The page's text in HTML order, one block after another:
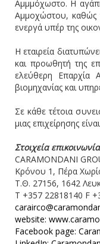
Αμμμόχωστο. Η
Αμμοχώστου, καθώς
ενεργά υπέρ της
Η εταιρεία
και προωθητή της
ελεύθερη Επαρχία
βιομηχανίας και
Σε κάθε τέτοια
μιας επιχείρησης
Στοιχεία
CARAMONDANI
Κρόνου 1, Πέρα
Τ.Θ. 27156, 1642
T +357 22818140 F
website:
Facebook page: